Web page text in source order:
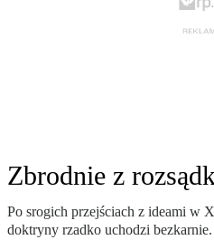
Zbrodnie z
Po srogich przejściach z ideami w
doktryny rzadko uchodzi bezkarnie.